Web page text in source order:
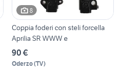
8
Coppia foderi con steli forcella
Aprilia SR WWW e
90 €
Oderzo(TV)